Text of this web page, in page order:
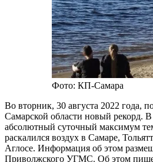
Фото: КП-Самара
Во вторник, 30 августа 2022 года,
Самарской области новый рекорд.
абсолютный суточный максимум
раскалился воздух в Самаре,
Аглосе. Информация об этом
Приволжского УГМС. Об этом